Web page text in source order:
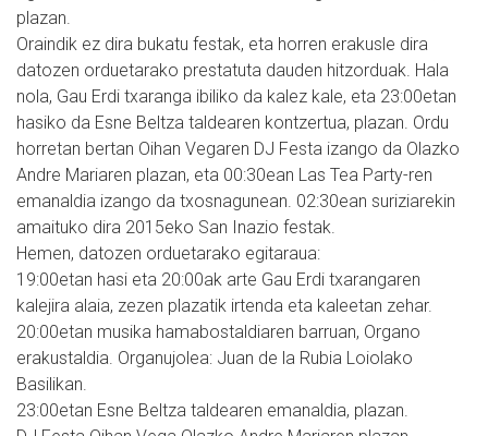
plazan.
Oraindik ez dira bukatu festak, eta horren erakusle dira
datozen orduetarako prestatuta dauden hitzorduak. Hala
nola, Gau Erdi txaranga ibiliko da kalez kale, eta 23:00etan
hasiko da Esne Beltza taldearen kontzertua, plazan. Ordu
horretan bertan Oihan Vegaren DJ Festa izango da Olazko
Andre Mariaren plazan, eta 00:30ean Las Tea Party-ren
emanaldia izango da txosnagunean. 02:30ean suriziarekin
amaituko dira 2015eko San Inazio festak.
Hemen, datozen orduetarako egitaraua:
19:00etan hasi eta 20:00ak arte Gau Erdi txarangaren
kalejira alaia, zezen plazatik irtenda eta kaleetan zehar.
20:00etan musika hamabostaldiaren barruan, Organo
erakustaldia. Organujolea: Juan de la Rubia Loiolako
Basilikan.
23:00etan Esne Beltza taldearen emanaldia, plazan.